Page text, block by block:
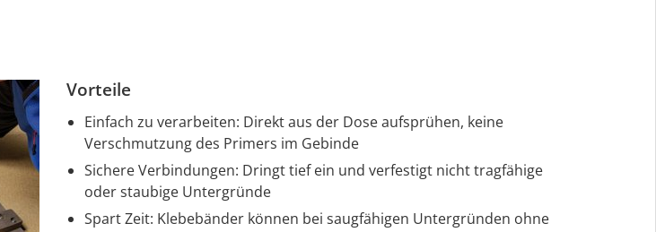
Vorteile
Einfach zu verarbeiten: Direkt aus der Dose aufsprühen, keine
Verschmutzung des Primers im Gebinde
Sichere Verbindungen: Dringt tief ein und verfestigt nicht tragfähige
oder staubige Untergründe
Spart Zeit: Klebebänder können bei saugfähigen Untergründen ohne